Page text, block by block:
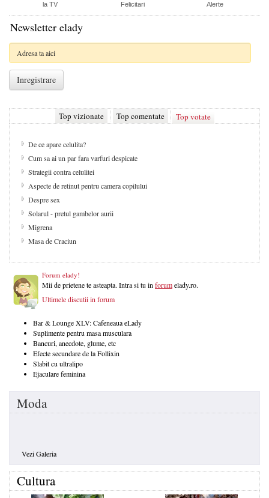
la TV Felicitari Alerte
Newsletter elady
Top vizionate Top comentate Top votate
De ce apare celulita?
Cum sa ai un par fara varfuri despicate
Strategii contra celulitei
Aspecte de retinut pentru camera copilului
Despre sex
Solarul - pretul gambelor aurii
Migrena
Masa de Craciun
Forum elady!
Mii de prietene te asteapta. Intra si tu inforumelady.ro.
Ultimele discutii in forum
Bar & Lounge XLV: Cafeneaua eLady
Suplimente pentru masa musculara
Bancuri, anecdote, glume, etc
Efecte secundare de la Follixin
Slabit cu ultralipo
Ejaculare feminina
Moda
Vezi Galeria
Cultura